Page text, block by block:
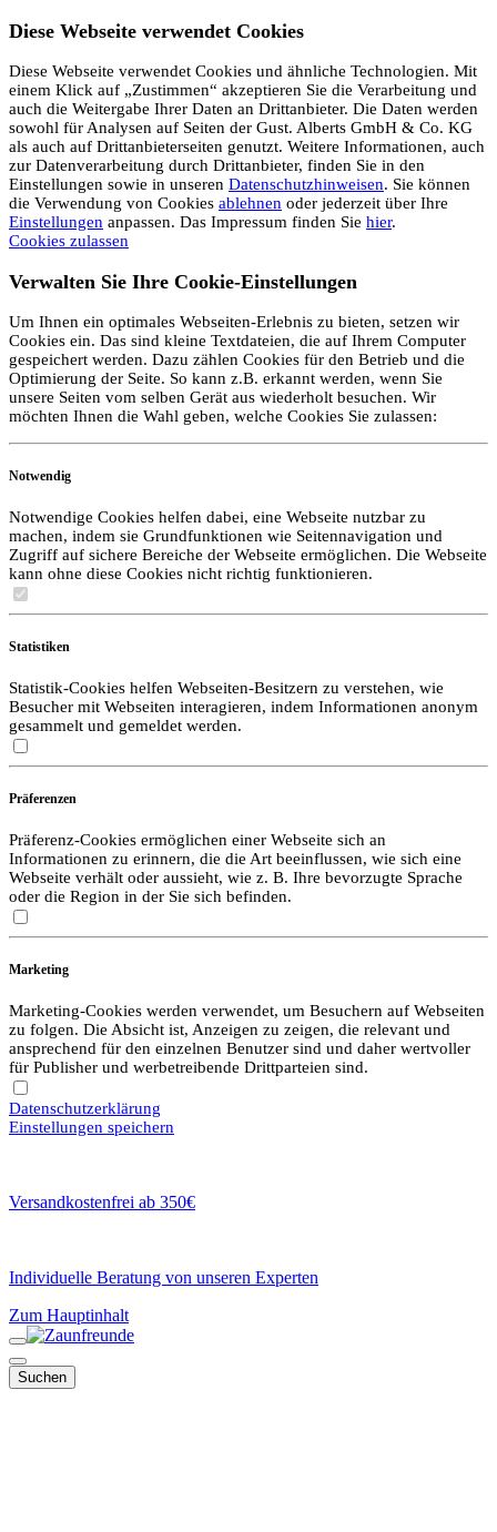
Diese Webseite verwendet Cookies
Diese Webseite verwendet Cookies und ähnliche Technologien. Mit
einem Klick auf „Zustimmen“ akzeptieren Sie die Verarbeitung und
auch die Weitergabe Ihrer Daten an Drittanbieter. Die Daten werden
sowohl für Analysen auf Seiten der Gust. Alberts GmbH & Co. KG
als auch auf Drittanbieterseiten genutzt. Weitere Informationen, auch
zur Datenverarbeitung durch Drittanbieter, finden Sie in den
Einstellungen sowie in unseren Datenschutzhinweisen. Sie können
die Verwendung von Cookies ablehnen oder jederzeit über Ihre
Einstellungen anpassen. Das Impressum finden Sie hier.
Cookies zulassen
Verwalten Sie Ihre Cookie-Einstellungen
Um Ihnen ein optimales Webseiten-Erlebnis zu bieten, setzen wir
Cookies ein. Das sind kleine Textdateien, die auf Ihrem Computer
gespeichert werden. Dazu zählen Cookies für den Betrieb und die
Optimierung der Seite. So kann z.B. erkannt werden, wenn Sie
unsere Seiten vom selben Gerät aus wiederholt besuchen. Wir
möchten Ihnen die Wahl geben, welche Cookies Sie zulassen:
Notwendig
Notwendige Cookies helfen dabei, eine Webseite nutzbar zu
machen, indem sie Grundfunktionen wie Seitennavigation und
Zugriff auf sichere Bereiche der Webseite ermöglichen. Die Webseite
kann ohne diese Cookies nicht richtig funktionieren.
Statistiken
Statistik-Cookies helfen Webseiten-Besitzern zu verstehen, wie
Besucher mit Webseiten interagieren, indem Informationen anonym
gesammelt und gemeldet werden.
Präferenzen
Präferenz-Cookies ermöglichen einer Webseite sich an
Informationen zu erinnern, die die Art beeinflussen, wie sich eine
Webseite verhält oder aussieht, wie z. B. Ihre bevorzugte Sprache
oder die Region in der Sie sich befinden.
Marketing
Marketing-Cookies werden verwendet, um Besuchern auf Webseiten
zu folgen. Die Absicht ist, Anzeigen zu zeigen, die relevant und
ansprechend für den einzelnen Benutzer sind und daher wertvoller
für Publisher und werbetreibende Drittparteien sind.
Datenschutzerklärung
Einstellungen speichern
Versandkostenfrei ab 350€
Individuelle Beratung von unseren Experten
Zum Hauptinhalt
Suchen